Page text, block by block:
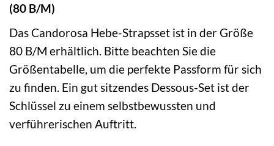
(80 B/M)
Das Candorosa Hebe-Strapsset ist in der Größe
80 B/M erhältlich. Bitte beachten Sie die
Größentabelle, um die perfekte Passform für sich
zu finden. Ein gut sitzendes Dessous-Set ist der
Schlüssel zu einem selbstbewussten und
verführerischen Auftritt.